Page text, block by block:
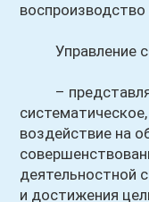
воспроизводство
Управление
–
воздействие на
деятельностной
и достижения